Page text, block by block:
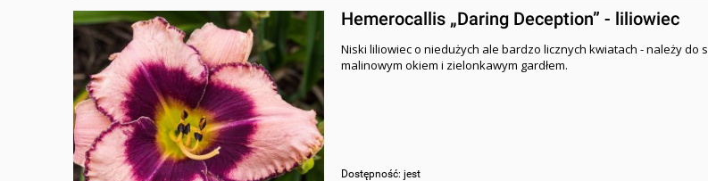
Hemerocallis „Daring Deception” - liliowiec
Niski liliowiec o niedużych ale bardzo licznych kwiatach - należy do
malinowym okiem i zielonkawym gardłem.
Dostępność: jest